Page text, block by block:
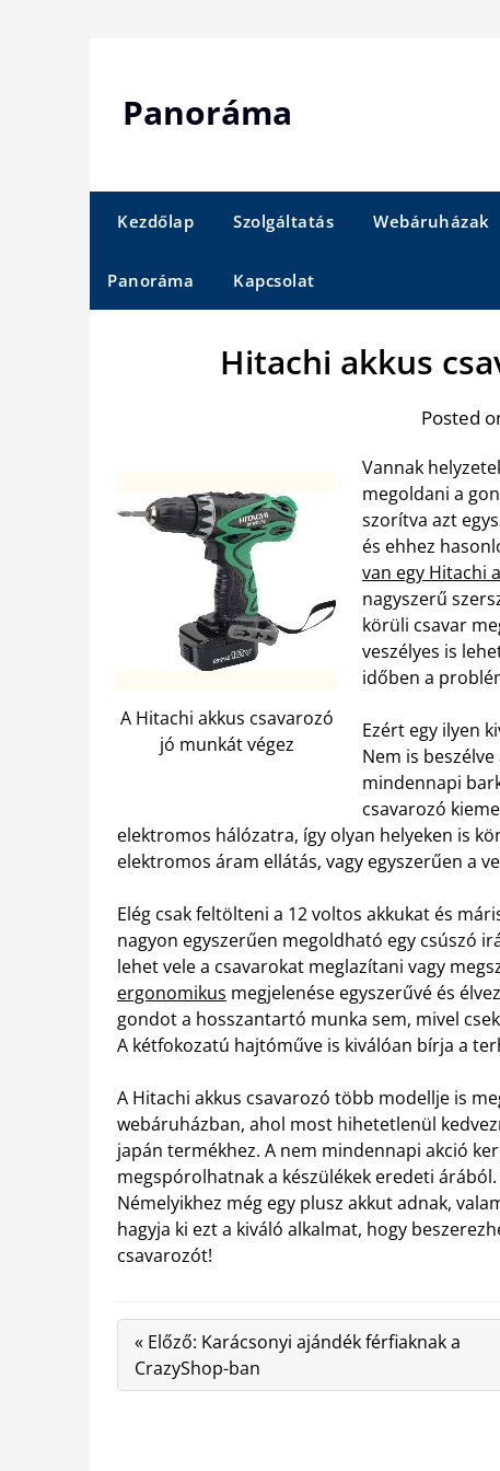
Panoráma
Kezdőlap Szolgáltatás Webáruházak
Panoráma Kapcsolat
Hitachi akkus
Posted
A Hitachi akkus csavarozó
jó munkát végez
Vannak
megoldani a
szorítva azt
és ehhez
van egy Hitachi
nagyszerű
körüli csavar
veszélyes is
időben a
Ezért egy ilyen
Nem is
mindennapi
csavarozó
elektromos hálózatra, így olyan helyeken is
elektromos áram ellátás, vagy egyszerűen a
Elég csak feltölteni a 12 voltos akkukat és
nagyon egyszerűen megoldható egy csúszó
lehet vele a csavarokat meglazítani vagy
ergonomikus megjelenése egyszerűvé és
gondot a hosszantartó munka sem, mivel
A kétfokozatú hajtóműve is kiválóan bírja a
A Hitachi akkus csavarozó több modellje is
webáruházban, ahol most hihetetlenül
japán termékhez. A nem mindennapi akció
megspórolhatnak a készülékek eredeti
Némelyikhez még egy plusz akkut adnak,
hagyja ki ezt a kiváló alkalmat, hogy
csavarozót!
« Előző: Karácsonyi ajándék férfiaknak a
CrazyShop-ban